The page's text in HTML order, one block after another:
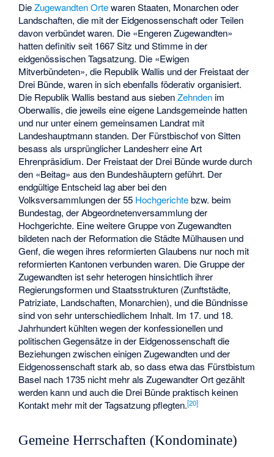
DieZugewandten Ortewaren Staaten, Monarchen oder
Landschaften, die mit der Eidgenossenschaft oder Teilen
davon verbündet waren. Die «Engeren Zugewandten»
hatten definitiv seit 1667 Sitz und Stimme in der
eidgenössischen Tagsatzung. Die «Ewigen
Mitverbündeten», die Republik Wallis und der Freistaat der
Drei Bünde, waren in sich ebenfalls föderativ organisiert.
Die Republik Wallis bestand aus siebenZehnden im
Oberwallis, die jeweils eine eigene Landsgemeinde hatten
und nur unter einem gemeinsamen Landrat mit
Landeshauptmann standen. Der Fürstbischof von Sitten
besass als ursprünglicher Landesherr eine Art
Ehrenpräsidium. Der Freistaat der Drei Bünde wurde durch
den «Beitag» aus den Bundeshäuptern geführt. Der
endgültige Entscheid lag aber bei den
Volksversammlungen der 55 Hochgerichtebzw. beim
Bundestag, der Abgeordnetenversammlung der
Hochgerichte. Eine weitere Gruppe von Zugewandten
bildeten nach der Reformation die Städte Mülhausen und
Genf, die wegen ihres reformierten Glaubens nur noch mit
reformierten Kantonen verbunden waren. Die Gruppe der
Zugewandten ist sehr heterogen hinsichtlich ihrer
Regierungsformen und Staatsstrukturen (Zunftstädte,
Patriziate, Landschaften, Monarchien), und die Bündnisse
sind von sehr unterschiedlichem Inhalt. Im 17. und 18.
Jahrhundert kühlten wegen der konfessionellen und
politischen Gegensätze in der Eidgenossenschaft die
Beziehungen zwischen einigen Zugewandten und der
Eidgenossenschaft stark ab, so dass etwa das Fürstbistum
Basel nach 1735 nicht mehr als Zugewandter Ort gezählt
werden kann und auch die Drei Bünde praktisch keinen
Kontakt mehr mit der Tagsatzung pflegten.[20]
Gemeine Herrschaften (Kondominate)